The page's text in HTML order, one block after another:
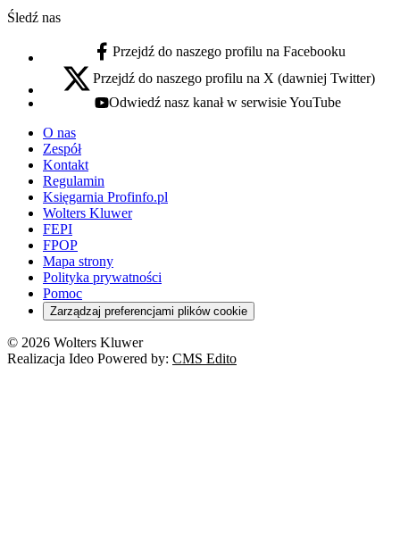
Śledź nas
facebook - otwiera się w nowej karcie
Przejdź do naszego profilu na Facebooku
x - otwiera się w nowej karcie
Przejdź do naszego profilu na X (dawniej Twitter)
youtube - otwiera się w nowej karcie
Odwiedź nasz kanał w serwisie YouTube
O nas
Zespół
Kontakt
Regulamin
Księgarnia Profinfo.pl
Wolters Kluwer
FEPI
FPOP
Mapa strony
Polityka prywatności
Pomoc
Zarządzaj preferencjami plików cookie
© 2026 Wolters Kluwer
Realizacja Ideo Powered by: CMS Edito